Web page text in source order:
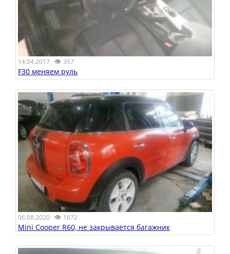
14.04.2017 👁 357
F30 меняем руль
06.08.2020 👁 1672
Mini Cooper R60, не закрывается багажник